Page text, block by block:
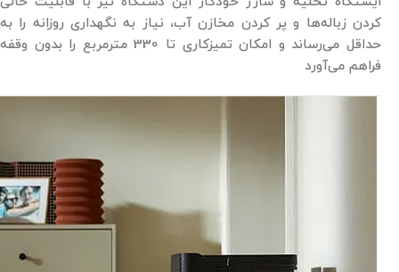
کردن زباله‌ها و پر کردن مخازن آب، نیاز به نگهداری روزانه را به
حداقل می‌رساند و امکان تمیزکاری تا 330 مترمربع را بدون وقفه
فراهم می‌آورد